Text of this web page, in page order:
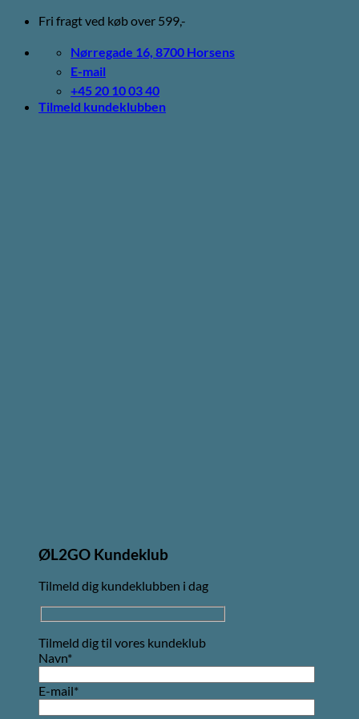
Fortsæt
indhold
Fri fragt ved køb over 599,-
Nørregade 16, 8700 Horsens
E-mail
+45 20 10 03 40
Tilmeld kundeklubben
ØL2GO Kundeklub
Tilmeld dig kundeklubben i dag
Tilmeld dig til vores kundeklub
Navn*
E-mail*